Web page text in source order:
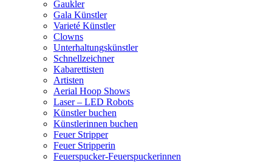
Gaukler
Gala Künstler
Varieté Künstler
Clowns
Unterhaltungskünstler
Schnellzeichner
Kabarettisten
Artisten
Aerial Hoop Shows
Laser – LED Robots
Künstler buchen
Künstlerinnen buchen
Feuer Stripper
Feuer Stripperin
Feuerspucker-Feuerspuckerinnen